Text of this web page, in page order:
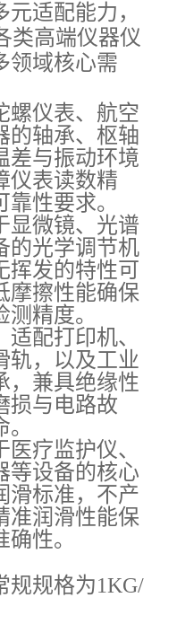
适配能力，
类高端仪器仪
领域核心需
螺仪表、航空
的轴承、枢轴
差与振动环境
仪表读数精
性要求。
显微镜、光谱
的光学调节机
挥发的特性可
摩擦性能确保
精度。
适配打印机、
轨，以及工业
，兼具绝缘性
损与电路故
医疗监护仪、
等设备的核心
滑标准，不产
准润滑性能保
性。
规规格为1KG/